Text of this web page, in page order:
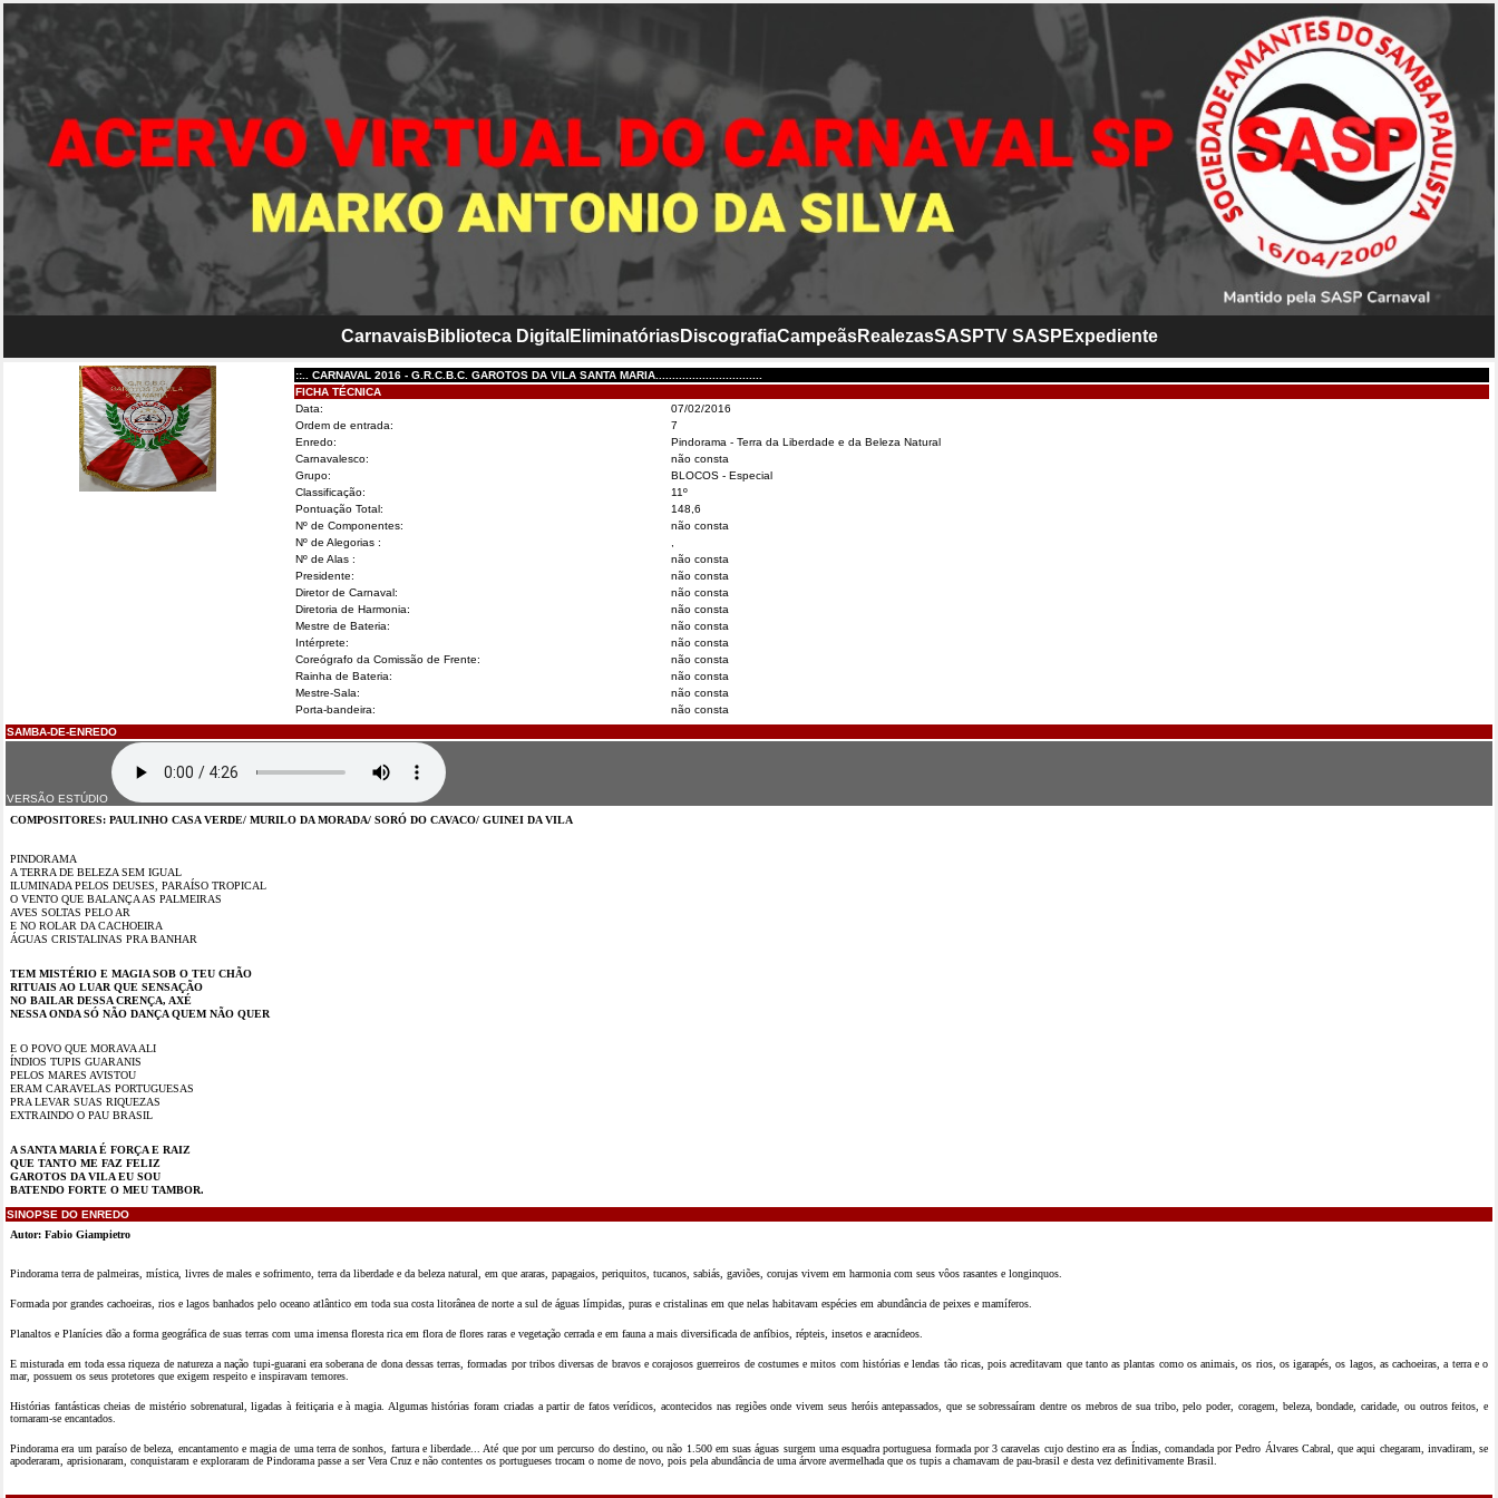
CarnavaisBiblioteca Digital EliminatóriasDiscografiaCampeãsRealezasSASPTV SASP Expediente
::.. CARNAVAL 2016 - G.R.C.B.C. GAROTOS DA VILA SANTA MARIA................................
FICHA TÉCNICA
Data:
07/02/2016
Ordem de entrada:
7
Enredo:
Pindorama - Terra da Liberdade e da Beleza Natural
Carnavalesco:
não consta
Grupo:
BLOCOS - Especial
Classificação:
11º
Pontuação Total:
148,6
Nº de Componentes:
não consta
Nº de Alegorias :
Nº de Alas :
não consta
Presidente:
não consta
Diretor de Carnaval:
não consta
Diretoria de Harmonia:
não consta
Mestre de Bateria:
não consta
Intérprete:
não consta
Coreógrafo da Comissão de Frente:
não consta
Rainha de Bateria:
não consta
Mestre-Sala:
não consta
Porta-bandeira:
não consta
SAMBA-DE-ENREDO
VERSÃO ESTÚDIO
COMPOSITORES: PAULINHO CASA VERDE/ MURILO DA MORADA/ SORÓ DO CAVACO/ GUINEI DA VILA
PINDORAMA
A TERRA DE BELEZA SEM IGUAL
ILUMINADA PELOS DEUSES, PARAÍSO TROPICAL
O VENTO QUE BALANÇA AS PALMEIRAS
AVES SOLTAS PELO AR
E NO ROLAR DA CACHOEIRA
ÁGUAS CRISTALINAS PRA BANHAR
TEM MISTÉRIO E MAGIA SOB O TEU CHÃO
RITUAIS AO LUAR QUE SENSAÇÃO
NO BAILAR DESSA CRENÇA, AXÉ
NESSA ONDA SÓ NÃO DANÇA QUEM NÃO QUER
E O POVO QUE MORAVA ALI
ÍNDIOS TUPIS GUARANIS
PELOS MARES AVISTOU
ERAM CARAVELAS PORTUGUESAS
PRA LEVAR SUAS RIQUEZAS
EXTRAINDO O PAU BRASIL
A SANTA MARIA É FORÇA E RAIZ
QUE TANTO ME FAZ FELIZ
GAROTOS DA VILA EU SOU
BATENDO FORTE O MEU TAMBOR.
SINOPSE DO ENREDO
Autor: Fabio Giampietro
Pindorama terra de palmeiras, mística, livres de males e sofrimento, terra da liberdade e da beleza natural, em que araras, papagaios, periquitos, tucanos, sabiás, gaviões, corujas vivem em harmonia com seus vôos rasantes e longinquos.
Formada por grandes cachoeiras, rios e lagos banhados pelo oceano atlântico em toda sua costa litorânea de norte a sul de águas límpidas, puras e cristalinas em que nelas habitavam espécies em abundância de peixes e mamíferos.
Planaltos e Planícies dão a forma geográfica de suas terras com uma imensa floresta rica em flora de flores raras e vegetação cerrada e em fauna a mais diversificada de anfíbios, répteis, insetos e aracnídeos.
E misturada em toda essa riqueza de natureza a nação tupi-guarani era soberana de dona dessas terras, formadas por tribos diversas de bravos e corajosos guerreiros de costumes e mitos com histórias e lendas tão ricas, pois acreditavam que tanto as plantas como os animais, os rios, os igarapés, os lagos, as cachoeiras, a terra e o
mar, possuem os seus protetores que exigem respeito e inspiravam temores.
Histórias fantásticas cheias de mistério sobrenatural, ligadas à feitiçaria e à magia. Algumas histórias foram criadas a partir de fatos verídicos, acontecidos nas regiões onde vivem seus heróis antepassados, que se sobressaíram dentre os mebros de sua tribo, pelo poder, coragem, beleza, bondade, caridade, ou outros feitos, e
tornaram-se encantados.
Pindorama era um paraíso de beleza, encantamento e magia de uma terra de sonhos, fartura e liberdade... Até que por um percurso do destino, ou não 1.500 em suas águas surgem uma esquadra portuguesa formada por 3 caravelas cujo destino era as Índias, comandada por Pedro Álvares Cabral, que aqui chegaram, invadiram, se
apoderaram, aprisionaram, conquistaram e exploraram de Pindorama passe a ser Vera Cruz e não contentes os portugueses trocam o nome de novo, pois pela abundância de uma árvore avermelhada que os tupis a chamavam de pau-brasil e desta vez definitivamente Brasil.